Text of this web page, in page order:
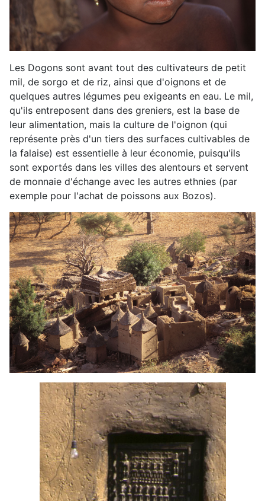
Les Dogons sont avant tout des cultivateurs de petit
mil, de sorgo et de riz, ainsi que d'oignons et de
quelques autres légumes peu exigeants en eau. Le mil,
qu'ils entreposent dans des greniers, est la base de
leur alimentation, mais la culture de l'oignon (qui
représente près d'un tiers des surfaces cultivables de
la falaise) est essentielle à leur économie, puisqu'ils
sont exportés dans les villes des alentours et servent
de monnaie d'échange avec les autres ethnies (par
exemple pour l'achat de poissons aux Bozos).